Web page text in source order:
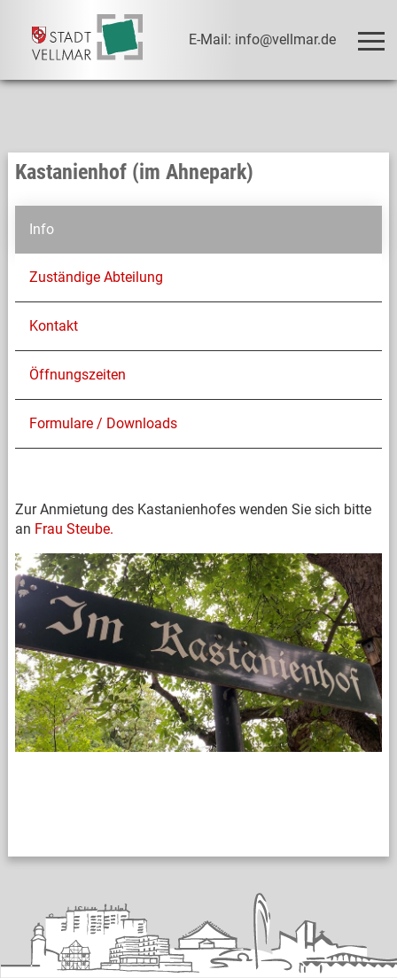
E-Mail: info@vellmar.de
Kastanienhof (im Ahnepark)
Info
Zuständige Abteilung
Kontakt
Öffnungszeiten
Formulare / Downloads
Zur Anmietung des Kastanienhofes wenden Sie sich bitte
an Frau Steube.